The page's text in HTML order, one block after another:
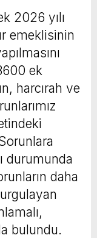
2026 yılı
emeklisinin
ek
harcırah ve
durumunda
daha
bulundu.